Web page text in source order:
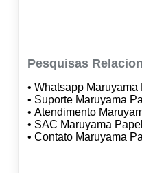
Pesquisas
• Whatsapp
• Suporte Maruyama
• Atendimento
• SAC Maruyama
• Contato Maruyama